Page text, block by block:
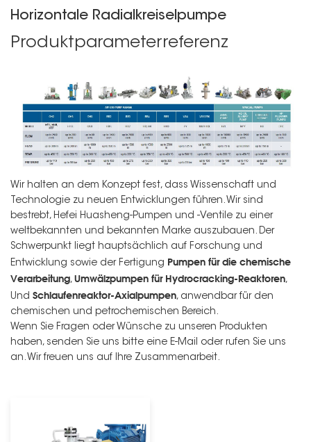
Horizontale Radialkreiselpumpe
Produktparameterreferenz
Wir halten an dem Konzept fest, dass Wissenschaft und
Technologie zu neuen Entwicklungen führen. Wir sind
bestrebt, Hefei Huasheng-Pumpen und -Ventile zu einer
weltbekannten und bekannten Marke auszubauen. Der
Schwerpunkt liegt hauptsächlich auf Forschung und
Entwicklung sowie der Fertigung Pumpen für die chemische
Verarbeitung, Umwälzpumpen für Hydrocracking-Reaktoren,
Und Schlaufenreaktor-Axialpumpen, anwendbar für den
chemischen und petrochemischen Bereich.
Wenn Sie Fragen oder Wünsche zu unseren Produkten
haben, senden Sie uns bitte eine E-Mail oder rufen Sie uns
an. Wir freuen uns auf Ihre Zusammenarbeit.